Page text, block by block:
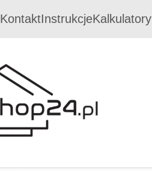
KontaktInstrukcjeKalkulatory